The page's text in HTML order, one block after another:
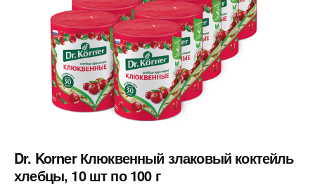
Dr. Korner Клюквенный злаковый коктейль
хлебцы, 10 шт по 100 г